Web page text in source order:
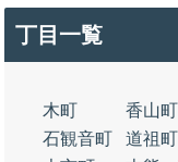
丁目一覧
木町 香山町
石観音町
道祖町